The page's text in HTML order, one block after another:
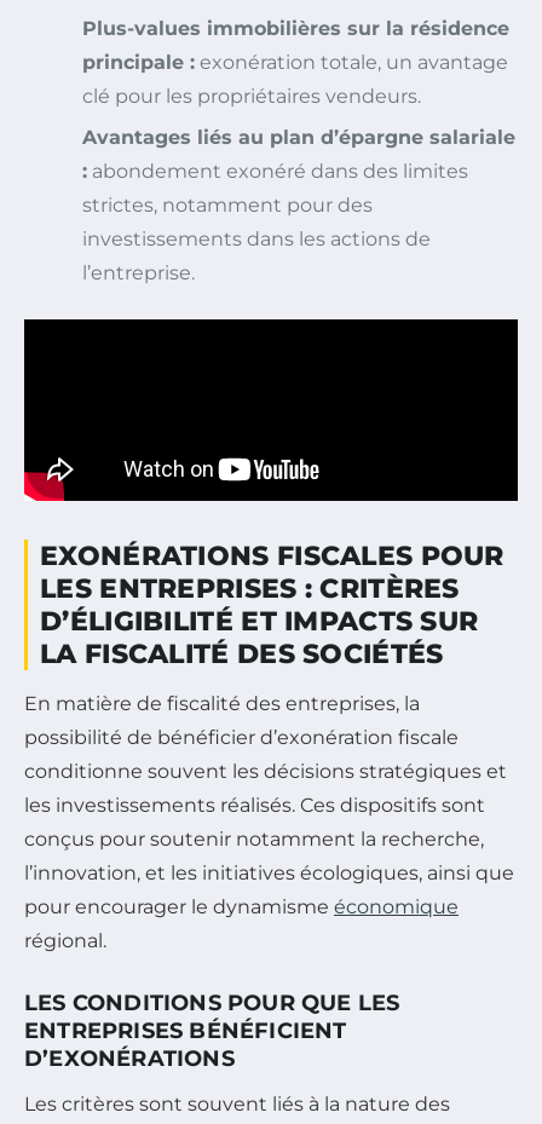
Plus-values immobilières sur la résidence
principale : exonération totale, un avantage
clé pour les propriétaires vendeurs.
Avantages liés au plan d’épargne salariale
: abondement exonéré dans des limites
strictes, notamment pour des
investissements dans les actions de
l’entreprise.
EXONÉRATIONS FISCALES POUR
LES ENTREPRISES : CRITÈRES
D’ÉLIGIBILITÉ ET IMPACTS SUR
LA FISCALITÉ DES SOCIÉTÉS
En matière de fiscalité des entreprises, la
possibilité de bénéficier d’exonération fiscale
conditionne souvent les décisions stratégiques et
les investissements réalisés. Ces dispositifs sont
conçus pour soutenir notamment la recherche,
l’innovation, et les initiatives écologiques, ainsi que
pour encourager le dynamisme économique
régional.
LES CONDITIONS POUR QUE LES
ENTREPRISES BÉNÉFICIENT
D’EXONÉRATIONS
Les critères sont souvent liés à la nature des